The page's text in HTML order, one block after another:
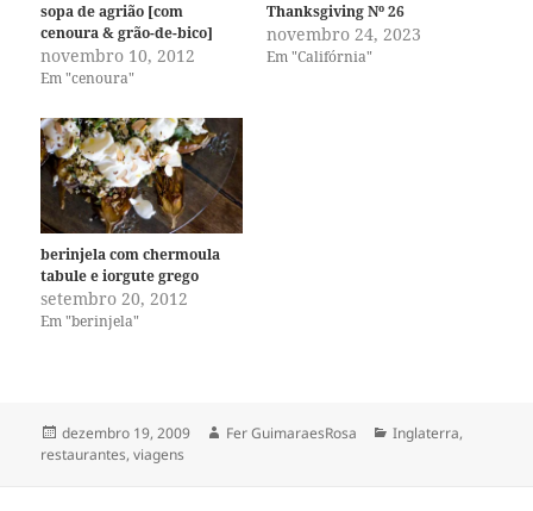
sopa de agrião [com
cenoura & grão-de-bico]
novembro 10, 2012
Em "cenoura"
Thanksgiving Nº 26
novembro 24, 2023
Em "Califórnia"
berinjela com chermoula
tabule e iorgute grego
setembro 20, 2012
Em "berinjela"
Publicado
em
dezembro 19, 2009 Autor
Fer GuimaraesRosa Categorias
Inglaterra,
restaurantes,viagens